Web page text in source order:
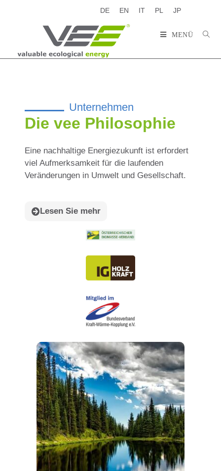
DE EN IT PL JP
MENÜ
Unternehmen
Die vee Philosophie
Eine nachhaltige Energiezukunft ist erfordert
viel Aufmerksamkeit für die laufenden
Veränderungen in Umwelt und Gesellschaft.
Lesen Sie mehr